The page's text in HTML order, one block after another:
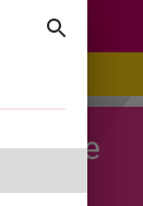
date